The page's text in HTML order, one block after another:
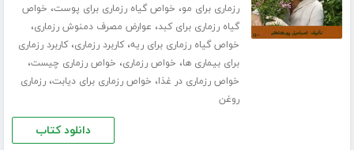
رزماری برای مو، خواص گیاه رزماری برای پوست، خواص
گیاه رزماری برای کبد، عوارض مصرف دمنوش رزماری،
خواص گیاه رزماری برای ریه،کاربرد رزماری،کاربرد رزماری
برای بیماری ها، خواص رزماری، خواص رزماری چیست،
خواص رزماری در غذا، خواص رزماری برای دیابت،رزماری
روغن
دانلود کتاب